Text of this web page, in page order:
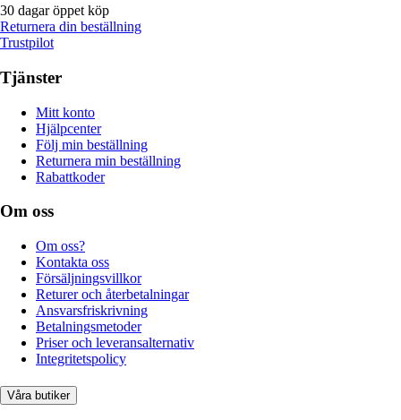
30 dagar öppet köp
Returnera din beställning
Trustpilot
Tjänster
Mitt konto
Hjälpcenter
Följ min beställning
Returnera min beställning
Rabattkoder
Om oss
Om oss?
Kontakta oss
Försäljningsvillkor
Returer och återbetalningar
Ansvarsfriskrivning
Betalningsmetoder
Priser och leveransalternativ
Integritetspolicy
Våra butiker